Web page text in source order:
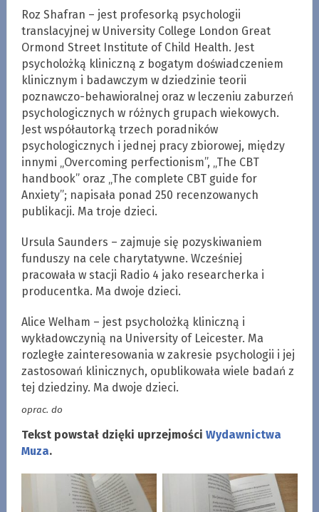
Roz Shafran – jest profesorką psychologii
translacyjnej w University College London Great
Ormond Street Institute of Child Health. Jest
psycholożką kliniczną z bogatym doświadczeniem
klinicznym i badawczym w dziedzinie teorii
poznawczo-behawioralnej oraz w leczeniu zaburzeń
psychologicznych w różnych grupach wiekowych.
Jest współautorką trzech poradników
psychologicznych i jednej pracy zbiorowej, między
innymi „Overcoming perfectionism”, „The CBT
handbook” oraz „The complete CBT guide for
Anxiety”; napisała ponad 250 recenzowanych
publikacji. Ma troje dzieci.
Ursula Saunders – zajmuje się pozyskiwaniem
funduszy na cele charytatywne. Wcześniej
pracowała w stacji Radio 4 jako researcherka i
producentka. Ma dwoje dzieci.
Alice Welham – jest psycholożką kliniczną i
wykładowczynią na University of Leicester. Ma
rozległe zainteresowania w zakresie psychologii i jej
zastosowań klinicznych, opublikowała wiele badań z
tej dziedziny. Ma dwoje dzieci.
oprac. do
Tekst powstał dzięki uprzejmości Wydawnictwa
Muza.